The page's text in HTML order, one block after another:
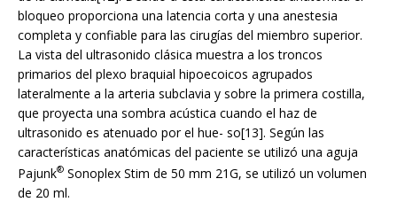
bloqueo proporciona una latencia corta y una anestesia
completa y confiable para las cirugías del miembro superior.
La vista del ultrasonido clásica muestra a los troncos
primarios del plexo braquial hipoecoicos agrupados
lateralmente a la arteria subclavia y sobre la primera costilla,
que proyecta una sombra acústica cuando el haz de
ultrasonido es atenuado por el hue- so[13]. Según las
características anatómicas del paciente se utilizó una aguja
Pajunk® Sonoplex Stim de 50 mm 21G, se utilizó un volumen
de 20 ml.